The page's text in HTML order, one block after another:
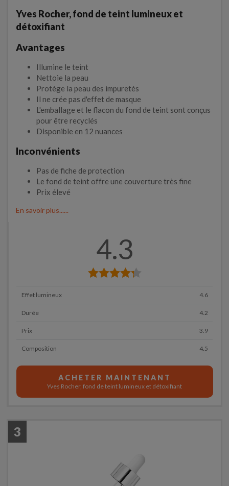
Yves Rocher, fond de teint lumineux et
détoxifiant
Avantages
Illumine le teint
Nettoie la peau
Protège la peau des impuretés
Il ne crée pas d'effet de masque
L'emballage et le flacon du fond de teint sont conçus
pour être recyclés
Disponible en 12 nuances
Inconvénients
Pas de fiche de protection
Le fond de teint offre une couverture très fine
Prix élevé
En savoir plus......
4.3
Effet lumineux 4.6
Durée 4.2
Prix 3.9
Composition 4.5
ACHETER MAINTENANT
Yves Rocher, fond de teint lumineux et détoxifiant
3